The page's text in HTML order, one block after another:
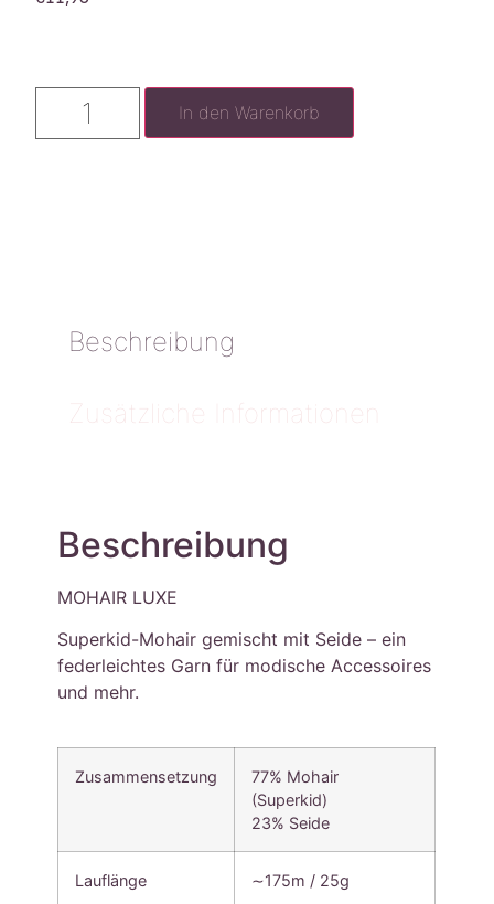
In den Warenkorb
Beschreibung
Zusätzliche Informationen
Beschreibung
MOHAIR LUXE
Superkid-Mohair gemischt mit Seide – ein
federleichtes Garn für modische Accessoires
und mehr.
Zusammensetzung
77% Mohair
(Superkid)
23% Seide
Lauflänge ∼175m / 25g